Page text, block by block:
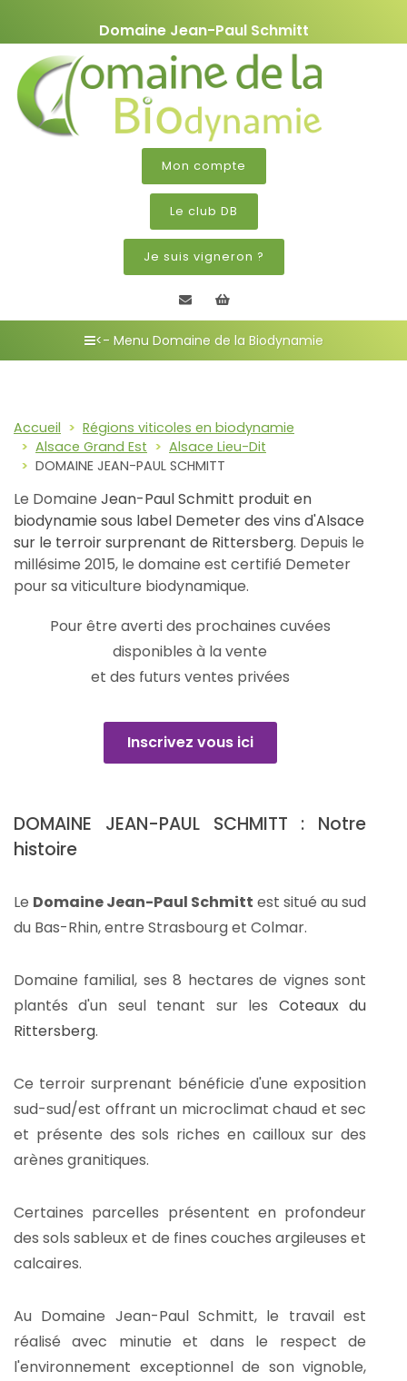
Domaine Jean-Paul Schmitt
Mon compte
Le club DB
Je suis vigneron ?
Contactez nous
<- Menu Domaine de la Biodynamie
Accueil
Régions viticoles en biodynamie
Alsace Grand Est
Alsace Lieu-Dit
DOMAINE JEAN-PAUL SCHMITT
Le Domaine Jean-Paul Schmitt produit en
biodynamie sous label Demeter des vins d'Alsace
sur le terroir surprenant de Rittersberg. Depuis le
millésime 2015, le domaine est certifié Demeter
pour sa viticulture biodynamique.
Pour être averti des prochaines cuvées
disponibles à la vente
et des futurs ventes privées
Inscrivez vous ici
DOMAINE JEAN-PAUL SCHMITT : Notre
histoire
Le Domaine Jean-Paul Schmitt est situé au sud
du Bas-Rhin, entre Strasbourg et Colmar.
Domaine familial, ses 8 hectares de vignes sont
plantés d'un seul tenant sur les Coteaux du
Rittersberg.
Ce terroir surprenant bénéficie d'une exposition
sud-sud/est offrant un microclimat chaud et sec
et présente des sols riches en cailloux sur des
arènes granitiques.
Certaines parcelles présentent en profondeur
des sols sableux et de fines couches argileuses et
calcaires.
Au Domaine Jean-Paul Schmitt, le travail est
réalisé avec minutie et dans le respect de
l'environnement exceptionnel de son vignoble,